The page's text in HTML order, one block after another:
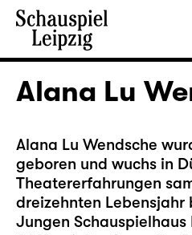
Alana Lu
Alana Lu Wendsche
geboren und wuchs in
Theatererfahrungen
dreizehnten
Jungen Schauspielhaus